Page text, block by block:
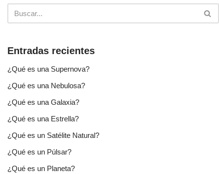
Entradas recientes
¿Qué es una Supernova?
¿Qué es una Nebulosa?
¿Qué es una Galaxia?
¿Qué es una Estrella?
¿Qué es un Satélite Natural?
¿Qué es un Púlsar?
¿Qué es un Planeta?